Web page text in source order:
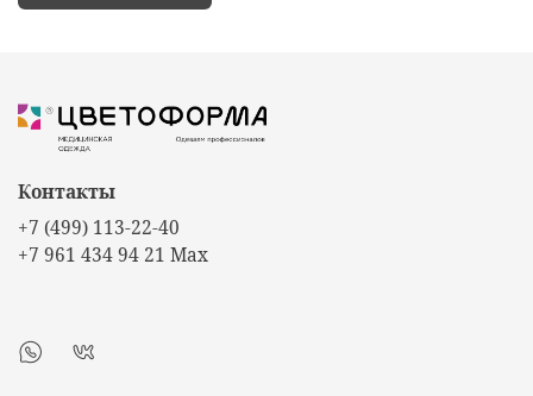
Контакты
+7 (499) 113-22-40
+7 961 434 94 21 Max